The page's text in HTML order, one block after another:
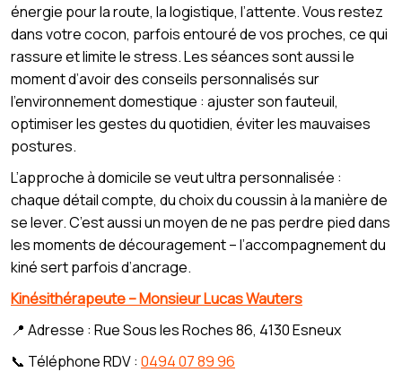
énergie pour la route, la logistique, l’attente. Vous restez
dans votre cocon, parfois entouré de vos proches, ce qui
rassure et limite le stress. Les séances sont aussi le
moment d’avoir des conseils personnalisés sur
l’environnement domestique : ajuster son fauteuil,
optimiser les gestes du quotidien, éviter les mauvaises
postures.
L’approche à domicile se veut ultra personnalisée :
chaque détail compte, du choix du coussin à la manière de
se lever. C’est aussi un moyen de ne pas perdre pied dans
les moments de découragement – l’accompagnement du
kiné sert parfois d’ancrage.
Kinésithérapeute – Monsieur Lucas Wauters
📍 Adresse : Rue Sous les Roches 86, 4130 Esneux
📞 Téléphone RDV : 0494 07 89 96